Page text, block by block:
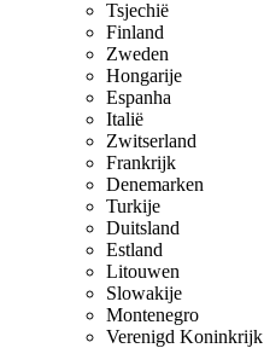
Tsjechië
Finland
Zweden
Hongarije
Espanha
Italië
Zwitserland
Frankrijk
Denemarken
Turkije
Duitsland
Estland
Litouwen
Slowakije
Montenegro
Verenigd Koninkrijk